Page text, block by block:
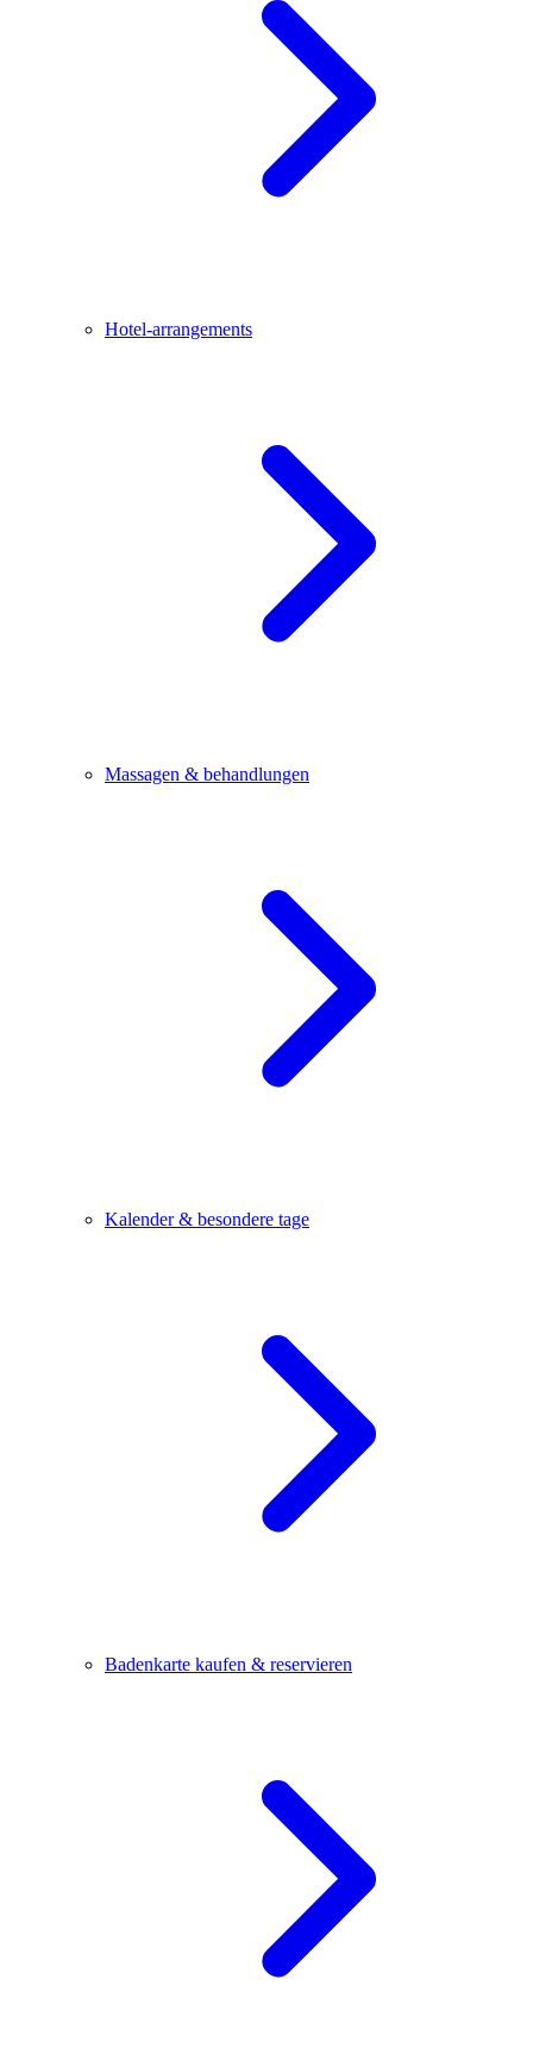
Hotel-arrangements
Massagen & behandlungen
Kalender & besondere tage
Badenkarte kaufen & reservieren